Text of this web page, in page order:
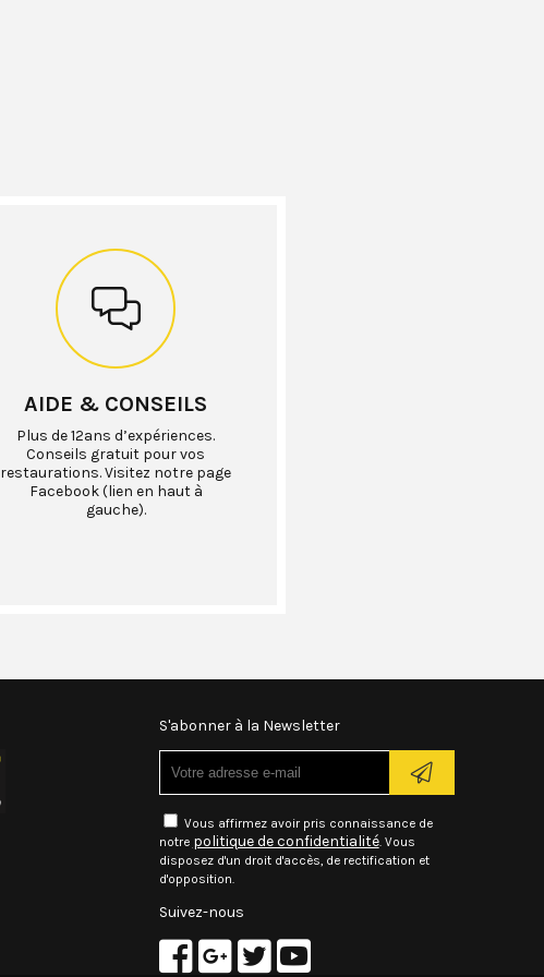
AIDE & CONSEILS
Plus de 12ans d’expériences.
Conseils gratuit pour vos
restaurations. Visitez notre page
Facebook (lien en haut à
gauche).
S'abonner à la Newsletter
Vous affirmez avoir pris connaissance de
notre politique de confidentialité. Vous
disposez d'un droit d'accès, de rectification et
d'opposition.
Suivez-nous